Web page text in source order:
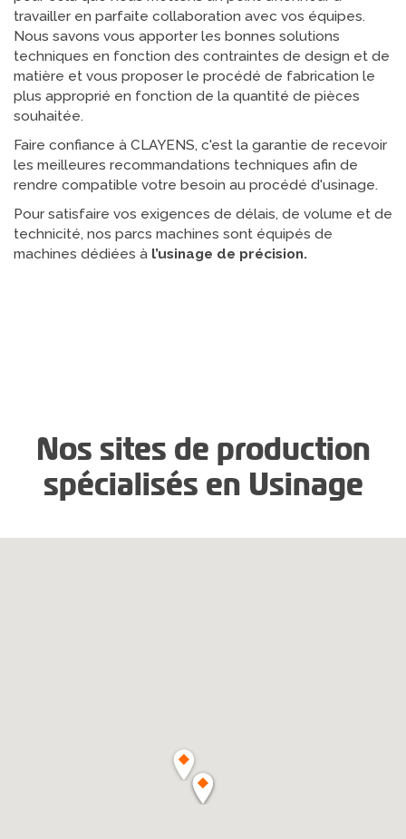
travailler en parfaite collaboration avec vos équipes.
Nous savons vous apporter les bonnes solutions
techniques en fonction des contraintes de design et de
matière et vous proposer le procédé de fabrication le
plus approprié en fonction de la quantité de pièces
souhaitée.
Faire confiance à CLAYENS, c'est la garantie de recevoir
les meilleures recommandations techniques afin de
rendre compatible votre besoin au procédé d'usinage.
Pour satisfaire vos exigences de délais, de volume et de
technicité, nos parcs machines sont équipés de
machines dédiées à l’usinage de précision.
Nos sites de production
spécialisés en Usinage